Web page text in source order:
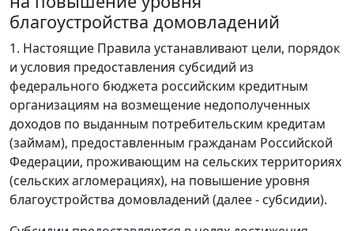
благоустройства домовладений
1. Настоящие Правила устанавливают цели, порядок
и условия предоставления субсидий из
федерального бюджета российским кредитным
организациям на возмещение недополученных
доходов по выданным потребительским кредитам
(займам), предоставленным гражданам Российской
Федерации, проживающим на сельских территориях
(сельских агломерациях), на повышение уровня
благоустройства домовладений (далее - субсидии).